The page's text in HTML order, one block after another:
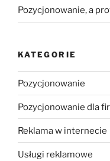
Pozycjonowanie, a
KATEGORIE
Pozycjonowanie
Pozycjonowanie dla
Reklama w internecie
Usługi reklamowe